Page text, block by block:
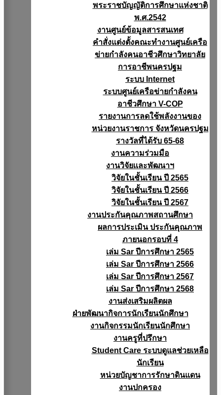
พระราชบัญญัติการศึกษาแห่งชาติ
พ.ศ.2542
งานศูนย์ข้อมูลสารสนเทศ
คำสั่งแต่งตั้งคณะทำงานศูนย์เครือ
ข่ายกำลังคนอาชีวศึกษาวิทยาลัย
การอาชีพนครปฐม
ระบบ Internet
ระบบศูนย์เครือข่ายกำลังคน
อาชีวศึกษา V-COP
รายงานการลดใช้พลังงานของ
หน่วยงานราชการ จังหวัดนครปฐม
รางวัลที่ได้รับ 65-68
งานความร่วมมือ
งานวิจัยเเละพัฒนาฯ
วิจัยในชั้นเรียน ปี 2565
วิจัยในชั้นเรียน ปี 2566
วิจัยในชั้นเรียน ปี 2567
งานประกันคุณภาพสถานศึกษา
ผลการประเมิน ประกันคุณภาพ
ภายนอกรอบที่ 4
เล่ม Sar ปีการศึกษา 2565
เล่ม Sar ปีการศึกษา 2566
เล่ม Sar ปีการศึกษา 2567
เล่ม Sar ปีการศึกษา 2568
งานส่งเสริมผลิตผล
ฝ่ายพัฒนากิจการนักเรียนนักศึกษา
งานกิจกรรมนักเรียนนักศึกษา
งานครูที่ปรึกษา
Student Care ระบบดูแลช่วยเหลือ
นักเรียน
หน่วยบัญชาการรักษาดินแดน
งานปกครอง